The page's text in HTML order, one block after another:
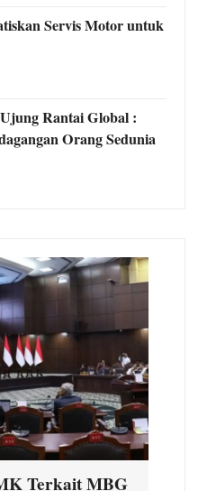
Servis Motor untuk
Rantai Global :
Orang Sedunia
Terkait MBG